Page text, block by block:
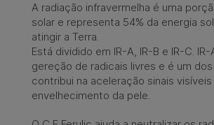
A radiação infravermelha é uma
solar e representa 54% da energia
atingir a Terra. ​
Está dividido em IR-A, IR-B e IR-C.
gereção de radicais livres e é um
contribui na aceleração sinais
envelhecimento da pele.